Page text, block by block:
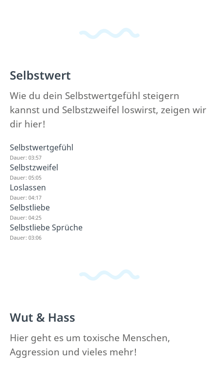
Selbstwert
Wie du dein Selbstwertgefühl steigern
kannst und Selbstzweifel loswirst, zeigen wir
dir hier!
Selbstwertgefühl
Dauer: 03:57
Selbstzweifel
Dauer: 05:05
Loslassen
Dauer: 04:17
Selbstliebe
Dauer: 04:25
Selbstliebe Sprüche
Dauer: 03:06
Wut & Hass
Hier geht es um toxische Menschen,
Aggression und vieles mehr!